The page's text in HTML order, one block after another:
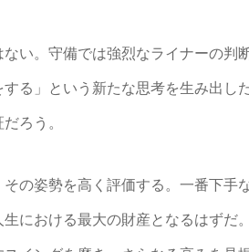
。守備では強烈なライナーの判
る」という新たな思考を生み出
ろう。
姿勢を高く評価する。一番下手
における最大の財産となるはず